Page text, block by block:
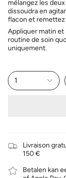
mélangez les
dissoudra en
flacon et
Appliquer matin et
routine de soin
uniquement.
1
Livraison
150 €
Betalen kan